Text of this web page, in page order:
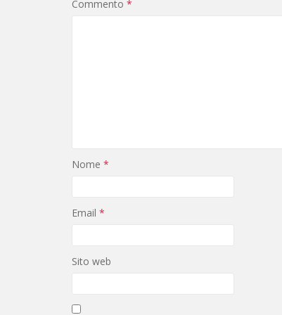
Commento *
Nome *
Email *
Sito web